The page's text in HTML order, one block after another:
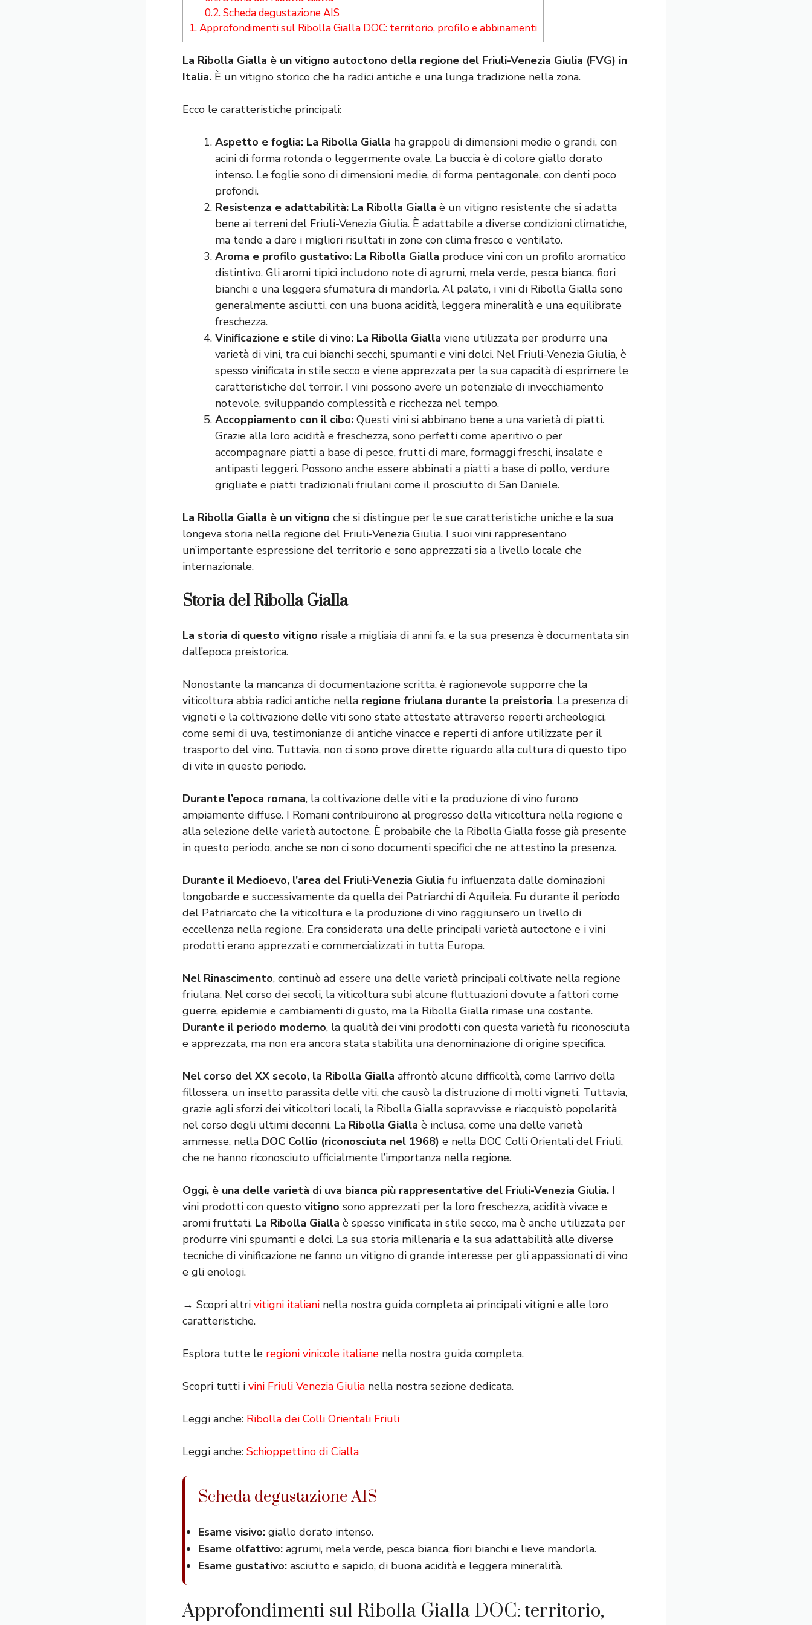
0.2.Scheda degustazione AIS
1.Approfondimenti sul Ribolla Gialla DOC: territorio, profilo e abbinamenti
La Ribolla Gialla è un vitigno autoctono della regione del Friuli-Venezia Giulia (FVG) in
Italia. È un vitigno storico che ha radici antiche e una lunga tradizione nella zona.
Ecco le caratteristiche principali:
Aspetto e foglia: La Ribolla Gialla ha grappoli di dimensioni medie o grandi, con
acini di forma rotonda o leggermente ovale. La buccia è di colore giallo dorato
intenso. Le foglie sono di dimensioni medie, di forma pentagonale, con denti poco
profondi.
Resistenza e adattabilità: La Ribolla Gialla è un vitigno resistente che si adatta
bene ai terreni del Friuli-Venezia Giulia. È adattabile a diverse condizioni climatiche,
ma tende a dare i migliori risultati in zone con clima fresco e ventilato.
Aroma e profilo gustativo: La Ribolla Gialla produce vini con un profilo aromatico
distintivo. Gli aromi tipici includono note di agrumi, mela verde, pesca bianca, fiori
bianchi e una leggera sfumatura di mandorla. Al palato, i vini di Ribolla Gialla sono
generalmente asciutti, con una buona acidità, leggera mineralità e una equilibrate
freschezza.
Vinificazione e stile di vino: La Ribolla Gialla viene utilizzata per produrre una
varietà di vini, tra cui bianchi secchi, spumanti e vini dolci. Nel Friuli-Venezia Giulia, è
spesso vinificata in stile secco e viene apprezzata per la sua capacità di esprimere le
caratteristiche del terroir. I vini possono avere un potenziale di invecchiamento
notevole, sviluppando complessità e ricchezza nel tempo.
Accoppiamento con il cibo: Questi vini si abbinano bene a una varietà di piatti.
Grazie alla loro acidità e freschezza, sono perfetti come aperitivo o per
accompagnare piatti a base di pesce, frutti di mare, formaggi freschi, insalate e
antipasti leggeri. Possono anche essere abbinati a piatti a base di pollo, verdure
grigliate e piatti tradizionali friulani come il prosciutto di San Daniele.
La Ribolla Gialla è un vitigno che si distingue per le sue caratteristiche uniche e la sua
longeva storia nella regione del Friuli-Venezia Giulia. I suoi vini rappresentano
un’importante espressione del territorio e sono apprezzati sia a livello locale che
internazionale.
Storia del Ribolla Gialla
La storia di questo vitigno risale a migliaia di anni fa, e la sua presenza è documentata sin
dall’epoca preistorica.
Nonostante la mancanza di documentazione scritta, è ragionevole supporre che la
viticoltura abbia radici antiche nella regione friulana durante la preistoria. La presenza di
vigneti e la coltivazione delle viti sono state attestate attraverso reperti archeologici,
come semi di uva, testimonianze di antiche vinacce e reperti di anfore utilizzate per il
trasporto del vino. Tuttavia, non ci sono prove dirette riguardo alla cultura di questo tipo
di vite in questo periodo.
Durante l’epoca romana, la coltivazione delle viti e la produzione di vino furono
ampiamente diffuse. I Romani contribuirono al progresso della viticoltura nella regione e
alla selezione delle varietà autoctone. È probabile che la Ribolla Gialla fosse già presente
in questo periodo, anche se non ci sono documenti specifici che ne attestino la presenza.
Durante il Medioevo, l’area del Friuli-Venezia Giulia fu influenzata dalle dominazioni
longobarde e successivamente da quella dei Patriarchi di Aquileia. Fu durante il periodo
del Patriarcato che la viticoltura e la produzione di vino raggiunsero un livello di
eccellenza nella regione. Era considerata una delle principali varietà autoctone e i vini
prodotti erano apprezzati e commercializzati in tutta Europa.
Nel Rinascimento, continuò ad essere una delle varietà principali coltivate nella regione
friulana. Nel corso dei secoli, la viticoltura subì alcune fluttuazioni dovute a fattori come
guerre, epidemie e cambiamenti di gusto, ma la Ribolla Gialla rimase una costante.
Durante il periodo moderno, la qualità dei vini prodotti con questa varietà fu riconosciuta
e apprezzata, ma non era ancora stata stabilita una denominazione di origine specifica.
Nel corso del XX secolo, la Ribolla Gialla affrontò alcune difficoltà, come l’arrivo della
fillossera, un insetto parassita delle viti, che causò la distruzione di molti vigneti. Tuttavia,
grazie agli sforzi dei viticoltori locali, la Ribolla Gialla sopravvisse e riacquistò popolarità
nel corso degli ultimi decenni. La Ribolla Gialla è inclusa, come una delle varietà
ammesse, nella DOC Collio (riconosciuta nel 1968) e nella DOC Colli Orientali del Friuli,
che ne hanno riconosciuto ufficialmente l’importanza nella regione.
Oggi, è una delle varietà di uva bianca più rappresentative del Friuli-Venezia Giulia. I
vini prodotti con questo vitigno sono apprezzati per la loro freschezza, acidità vivace e
aromi fruttati. La Ribolla Gialla è spesso vinificata in stile secco, ma è anche utilizzata per
produrre vini spumanti e dolci. La sua storia millenaria e la sua adattabilità alle diverse
tecniche di vinificazione ne fanno un vitigno di grande interesse per gli appassionati di vino
e gli enologi.
→ Scopri altri vitigni italiani nella nostra guida completa ai principali vitigni e alle loro
caratteristiche.
Esplora tutte le regioni vinicole italiane nella nostra guida completa.
Scopri tutti i vini Friuli Venezia Giulia nella nostra sezione dedicata.
Leggi anche: Ribolla dei Colli Orientali Friuli
Leggi anche: Schioppettino di Cialla
Scheda degustazione AIS
Esame visivo: giallo dorato intenso.
Esame olfattivo: agrumi, mela verde, pesca bianca, fiori bianchi e lieve mandorla.
Esame gustativo: asciutto e sapido, di buona acidità e leggera mineralità.
Approfondimenti sul Ribolla Gialla DOC: territorio,